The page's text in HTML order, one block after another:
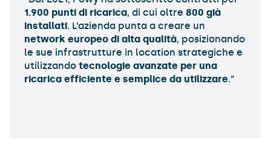
1.900 punti di ricarica, di cui oltre 800 già
installati. L’azienda punta a creare un
network europeo di alta qualità, posizionando
le sue infrastrutture in location strategiche e
utilizzando tecnologie avanzate per una
ricarica efficiente e semplice da utilizzare.”